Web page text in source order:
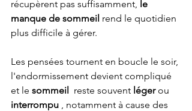
récupèrent pas suffisamment, le
manque de sommeil rend le quotidien
plus difficile à gérer.
Les pensées tournent en boucle le soir,
l'endormissement devient compliqué
et le sommeil reste souvent léger ou
interrompu , notamment à cause des